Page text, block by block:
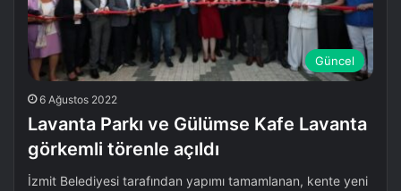
Güncel
6 Ağustos 2022
Lavanta Parkı ve Gülümse Kafe Lavanta
görkemli törenle açıldı
İzmit Belediyesi tarafından yapımı tamamlanan, kente yeni